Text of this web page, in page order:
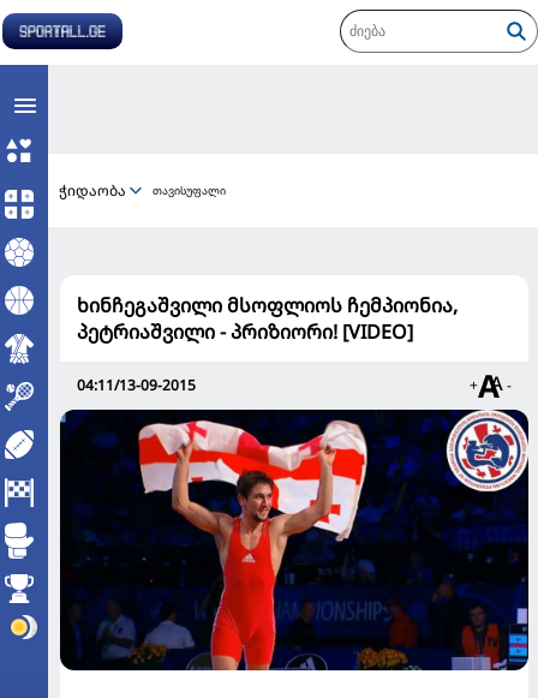
ჭიდაობა თავისუფალი
ხინჩეგაშვილი მსოფლიოს ჩემპიონია,
პეტრიაშვილი - პრიზიორი! [VIDEO]
04:11/13-09-2015 + -